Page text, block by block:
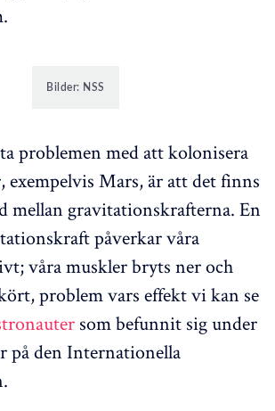
Bilder: NSS
problemen med att kolonisera
exempelvis Mars, är att det finns
mellan gravitationskrafterna. En
påverkar våra
våra muskler bryts ner och
problem vars effekt vi kan se
som befunnit sig under
på den Internationella